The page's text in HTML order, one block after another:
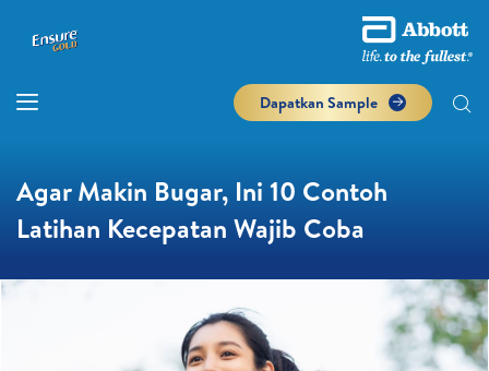
Dapatkan Sample
Agar Makin Bugar, Ini 10 Contoh
Latihan Kecepatan Wajib Coba